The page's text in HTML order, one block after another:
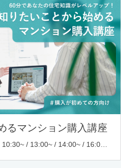
るマンション購入講座
木・金・土・日・祝日開催 10:30~ / 13:00~ / 14:00~ / 16:00~ / 17:00~/ 18:30~/ 19:30~